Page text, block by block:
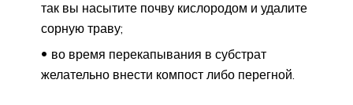
так вы насытите почву кислородом и удалите
сорную траву;
во время перекапывания в субстрат
желательно внести компост либо перегной.